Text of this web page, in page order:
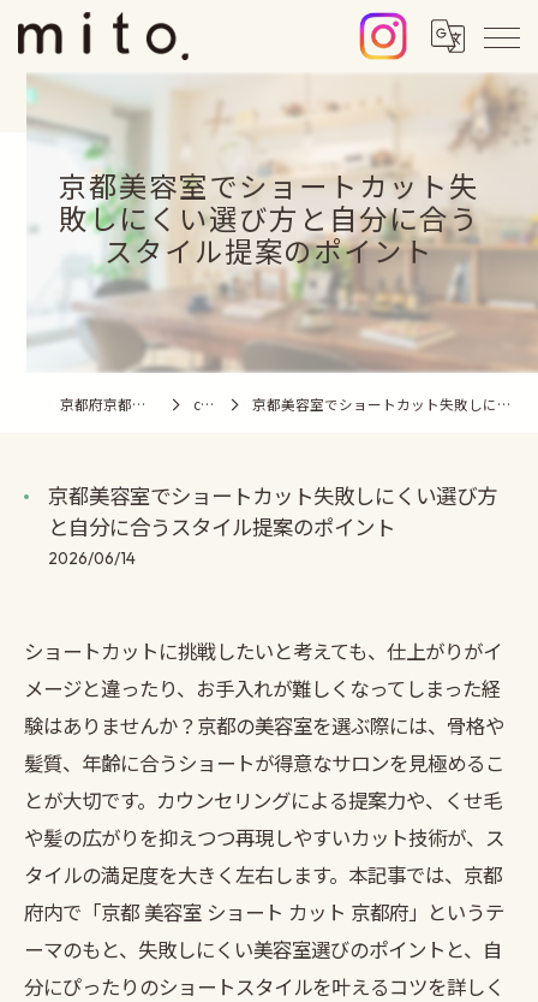
京都美容室でショートカット失
敗しにくい選び方と自分に合う
スタイル提案のポイント
京都府京都市の美容室ならmito. column 京都美容室でショートカット失敗しにくい選び方と自分に合うスタイル提案のポイント
京都美容室でショートカット失敗しにくい選び方
と自分に合うスタイル提案のポイント
2026/06/14
ショートカットに挑戦したいと考えても、仕上がりがイ
メージと違ったり、お手入れが難しくなってしまった経
験はありませんか？京都の美容室を選ぶ際には、骨格や
髪質、年齢に合うショートが得意なサロンを見極めるこ
とが大切です。カウンセリングによる提案力や、くせ毛
や髪の広がりを抑えつつ再現しやすいカット技術が、ス
タイルの満足度を大きく左右します。本記事では、京都
府内で「京都 美容室 ショート カット 京都府」というテ
ーマのもと、失敗しにくい美容室選びのポイントと、自
分にぴったりのショートスタイルを叶えるコツを詳しく